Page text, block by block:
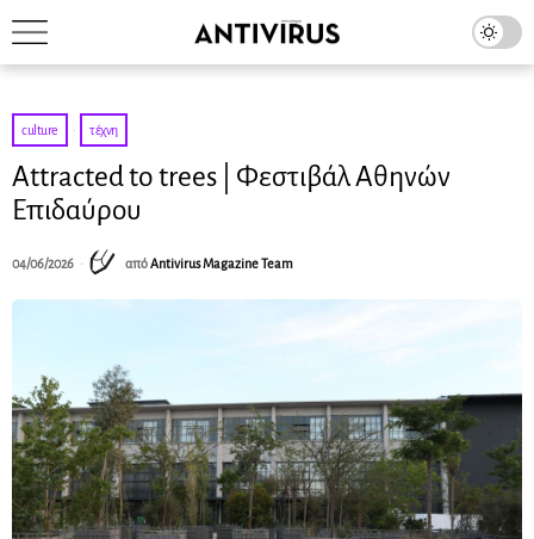
culture · τέχνη
Αttracted to trees | Φεστιβάλ Αθηνών
Επιδαύρου
04/06/2026 απόAntivirus Magazine Team